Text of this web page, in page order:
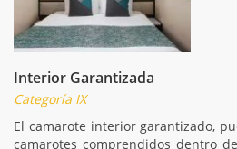
Interior Garantizada
Categoría IX
El camarote interior garantizado,
camarotes comprendidos dentro